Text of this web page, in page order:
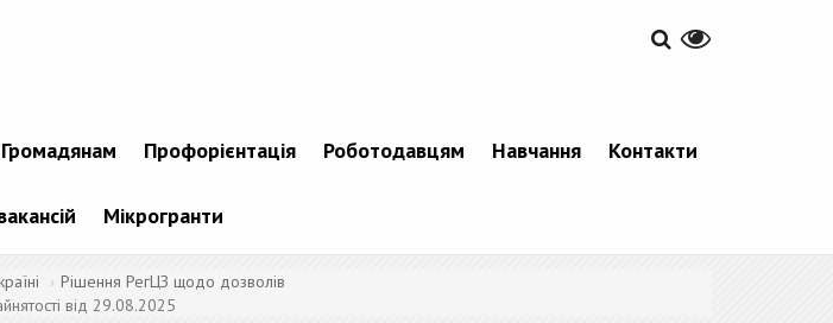
Громадянам Профорієнтація Роботодавцям Навчання Контакти
Мікрогранти
Рішення РегЦЗ щодо дозволів
від 29.08.2025